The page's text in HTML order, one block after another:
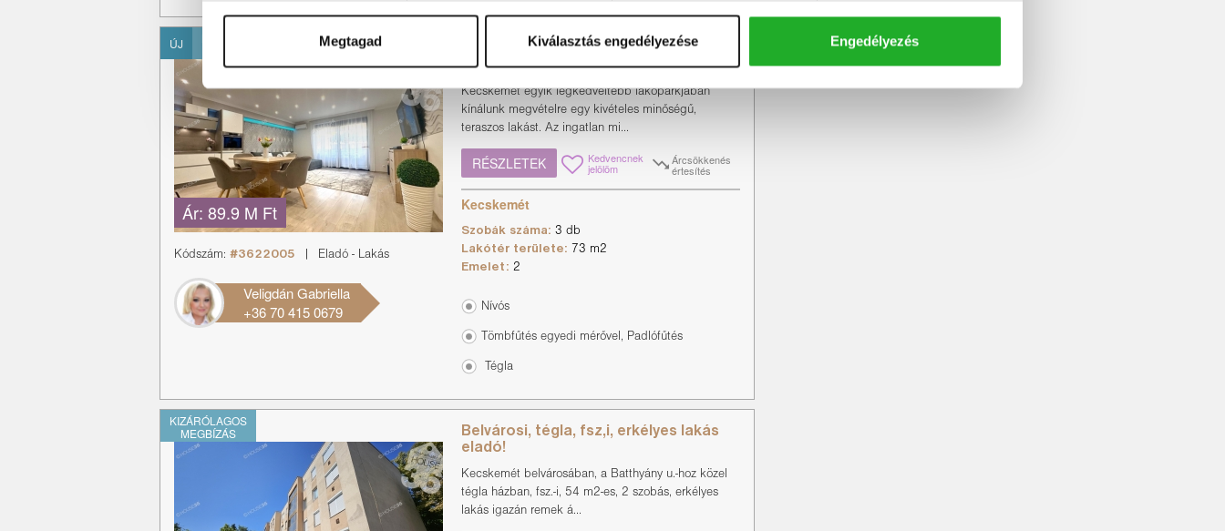
Megtagad Kiválasztás engedélyezése Engedélyezés
ÚJ
Ár: 89.9 M Ft
Kódszám: #3622005 Eladó - Lakás
Veligdán Gabriella
+36 70 415 0679
Új állapotú exkluzív lakás
gépkocsibeállóval eladó!
Kecskemét egyik legkedveltebb lakóparkjában
kínálunk megvételre egy kivételes minőségű,
teraszos lakást. Az ingatlan mi...
RÉSZLETEK Kedvencnek
jelölöm
Árcsökkenés
értesítés
Kecskemét
Szobák száma:3 db
Lakótér területe:
73 m2
Emelet: 2
Nívós
Tömbfűtés egyedi mérővel, Padlófűtés
Tégla
KIZÁRÓLAGOS
MEGBÍZÁS
Belvárosi, tégla, fsz,i, erkélyes lakás
eladó!
Kecskemét belvárosában, a Batthyány u.-hoz közel
tégla házban, fsz.-i, 54 m2-es, 2 szobás, erkélyes
lakás igazán remek á...